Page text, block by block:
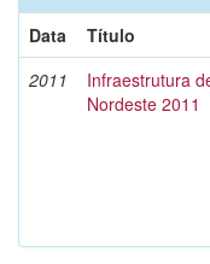
Data
Título
2011
Infraestrutura
Nordeste 2011